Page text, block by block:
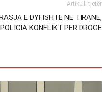
Artikulli tjetër
E DYFISHTE NE TIRANE,
POLICIA KONFLIKT PER DROGE